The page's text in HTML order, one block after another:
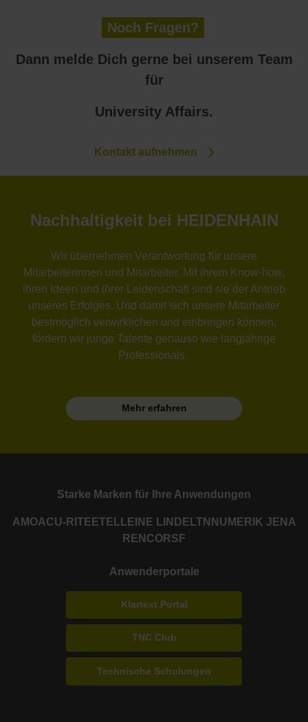
Noch Fragen?
Dann melde Dich gerne bei unserem Team
für
University Affairs.
Kontakt aufnehmen
Nachhaltigkeit bei HEIDENHAIN
Wir übernehmen Verantwortung für unsere
Mitarbeiterinnen und Mitarbeiter. Mit ihrem Know-how,
ihren Ideen und ihrer Leidenschaft sind sie der Antrieb
unseres Erfolges. Und damit sich unsere Mitarbeiter
bestmöglich verwirklichen und einbringen können,
fördern wir junge Talente genauso wie langjährige
Professionals.
Mehr erfahren
Starke Marken für Ihre Anwendungen
AMOACU-RITE ETEL LEINE LINDE LTN NUMERIK JENA
RENCORSF
Anwenderportale
Klartext Portal
TNC Club
Technische Schulungen